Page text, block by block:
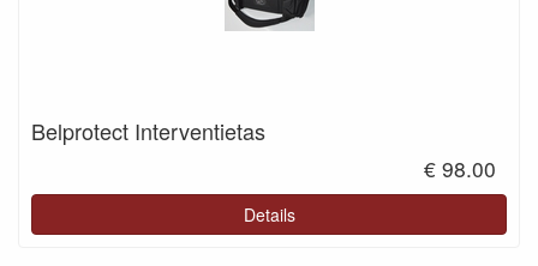
Belprotect Interventietas
€ 98.00
Details